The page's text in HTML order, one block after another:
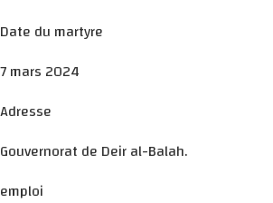
Date du martyre
7 mars 2024
Adresse
Gouvernorat de Deir al-Balah.
emploi